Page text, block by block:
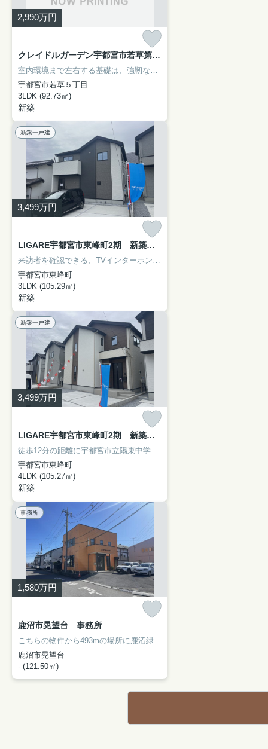
2,990万円
クレイドルガーデン宇都宮市若草第5 新築一戸建て 1号棟
室内環境まで左右する基礎は、強靭なベタ基礎となっております。新築戸建ての物件は、室内のレイアウトも自分好みに変更可能です。解放感溢れる3LDKの物件はこちらです。建物面積92.73平米で広々している物件です。お引越しをお考えの方は、当社スタッフまでご連絡ください。お問い合わせいただければ、宇都宮市の東武宇都宮線東武宇都宮付近にある不動産情報をご紹介致します。
宇都宮市若草５丁目
3LDK (92.73㎡)
新築
新築一戸建
3,499万円
LIGARE宇都宮市東峰町2期 新築一戸建て 4号棟
来訪者を確認できる、TVインターホン付きです。シャッターがあると、夏場の太陽光の暑さを和らげることができますよ。外干しできないときも居室の一部を物干しスペースにしなくて済む、浴室乾燥機付きの物件です。新生活をはじめる方にお勧めな3LDKの物件があります。一戸建てをお探しなら、宇都宮市の宇都宮芳賀ライト線陽東３丁目周辺に強い当社までご連絡ください。信頼できるスタッフが住まい探しをサポート致します。
宇都宮市東峰町
3LDK (105.29㎡)
新築
新築一戸建
3,499万円
LIGARE宇都宮市東峰町2期 新築一戸建て 2号棟
徒歩12分の距離に宇都宮市立陽東中学校があるのも魅力。浴室乾燥機のあるお風呂場は洗濯物を干すときにも便利です。すぐに入居できるので、お待ちいただくことはありません。モニターから顔が見えるTVインターホン付きです。宇都宮市の宇都宮芳賀ライト線陽東３丁目付近で、マイホームを探しましょう。お引っ越しをお考えの方は、当社スタッフまでご連絡下さい。
宇都宮市東峰町
4LDK (105.27㎡)
新築
事務所
1,580万円
鹿沼市晃望台 事務所
こちらの物件から493mの場所に鹿沼緑町郵便局があります。こちらの物件から422m以内に「業務スーパー 鹿沼店」があります。駐車可能なスペースは4台となっています。広めの空間です。給湯設備は今となってはなくてはならないですよね。築年数は経っていますが、その分お値打ちの物件です。
鹿沼市晃望台
- (121.50㎡)